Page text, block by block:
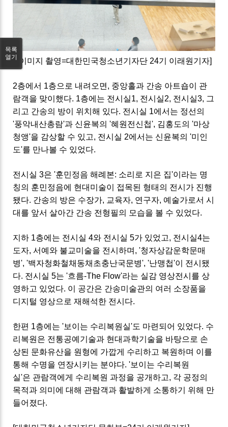
[이미지 촬영=대한민국청소년기자단 24기 이래원기자]
2층에서 1층으로 내려오면, 중앙홀과 간송 아트숍이 관
람객을 맞이했다. 1층에는 전시실1, 전시실2, 전시실3, 그
리고 간송의 방이 위치해 있다. 전시실 1에서는 정선의
'풍악내산총람'과 신윤복의 '혜원전신첩', 김홍도의 '마상
청앵'을 감상할 수 있고, 전시실 2에서는 신윤복의 '미인
도'를 만나볼 수 있었다.
전시실 3은 '훈민정음 해례본: 소리로 지은 집'이라는 명
칭의 훈민정음에 현대미술이 접목된 형태의 전시가 진행
됐다. 간송의 방은 수장가, 교육자, 연구자, 예술가로서 시
대를 앞서 살아간 간송 전형필의 모습을 볼 수 있었다.
지하 1층에는 전시실 4와 전시실 5가 있었고, 전시실4는
도자, 서예와 불교미술을 전시하며, '청자상감운학문매
병', '백자청화철채동채초충난국문병', '난맹첩'이 전시됐
다. 전시실 5는 '흐름-The Flow'라는 실감 영상전시를 상
영하고 있었다. 이 공간은 간송미술관의 여러 소장품을
디지털 영상으로 재해석한 전시다.
한편 1층에는 '보이는 수리복원실'도 마련되어 있었다. 수
리복원은 전통공예기술과 현대과학기술을 바탕으로 손
상된 문화유산을 원형에 가깝게 수리하고 복원하며 이를
통해 수명을 연장시키는 분야다. '보이는 수리복원
실'은 관람객에게 수리복원 과정을 공개하고, 각 공정의
목적과 의미에 대해 관람객과 활발하게 소통하기 위해 만
들어졌다.
목록
열기